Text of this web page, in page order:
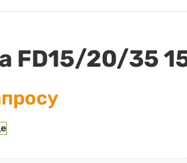
FD15/20/35